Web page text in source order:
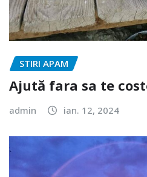
STIRI APAM
Ajută fara sa te
admin ian. 12, 2024